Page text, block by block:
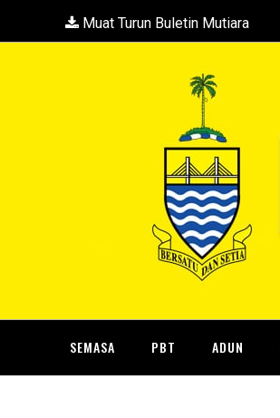
Muat Turun Buletin Mutiara
SEMASA PBT ADUN